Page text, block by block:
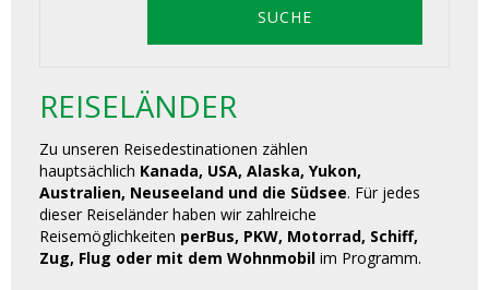
REISELÄNDER
Zu unseren Reisedestinationen zählen
hauptsächlich Kanada, USA, Alaska, Yukon,
Australien, Neuseeland und die Südsee. Für jedes
dieser Reiseländer haben wir zahlreiche
Reisemöglichkeiten perBus, PKW, Motorrad, Schiff,
Zug, Flug oder mit dem Wohnmobil im Programm.